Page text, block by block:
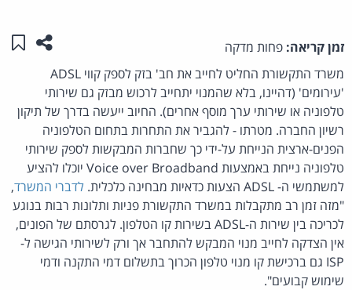
זמן קריאה: פחות מדקה שתפו
משרד התקשורת החליט לחייב את חב' בזק לספק קווי ADSL
'עירומים' (דהיינו, בלא שהמנוי יתחייב לרכוש מבזק גם שירותי
טלפוניה או שירותי ערך מוסף אחרים). החיוב ייעשה בדרך של תיקון
רשיון החברה. מטרתו - להגביר את התחרות בתחום הטלפוניה
הפנים-ארצית הנייחת על-ידי כך שחברות המבקשות לספק שירותי
טלפוניה נייחת באמצעות Voice over Broadband יוכלו להציע
למשתמשי ה- ADSL הצעות כדאיות מבחינה כלכלית.
לדברי המשרד,
"מזה זמן רב מתקבלות במשרד התקשורת פניות ותלונות רבות בנוגע
לכריכה בין שירות ה-ADSL בשירות קו הטלפון. לגרסתם של הפונים,
אין הצדקה לחייב מנוי המבקש להתחבר אך ורק לשירותי הגישה ל-
ISP גם ברכישת קו מנוי טלפון הכרוך בתשלום דמי התקנה ודמי
שימוש קבועים".